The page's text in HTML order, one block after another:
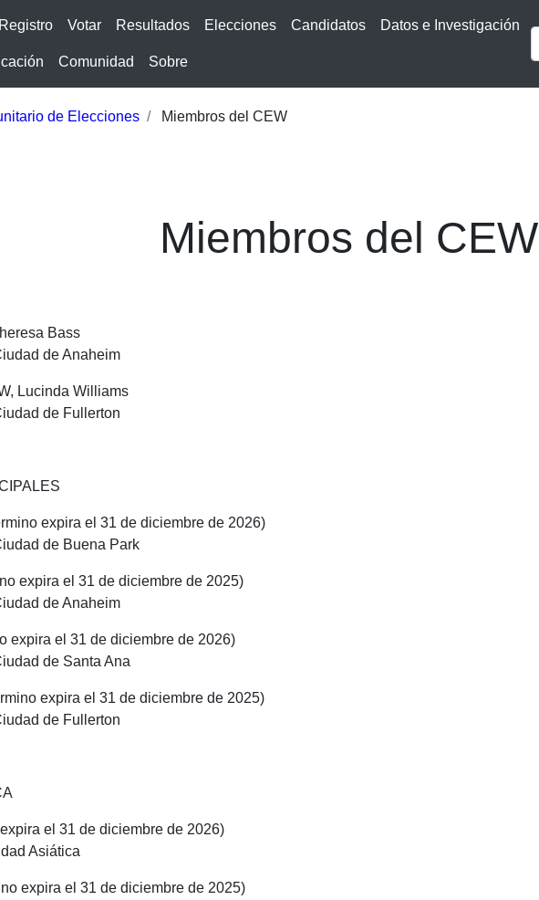
Registro Votar Resultados Elecciones Candidatos Datos e Investigación
Comunidad Sobre
de Elecciones Miembros del CEW
Miembros del CEW
Bass
de Anaheim
Lucinda Williams
de Fullerton
expira el 31 de diciembre de 2026)
de Buena Park
expira el 31 de diciembre de 2025)
de Anaheim
expira el 31 de diciembre de 2026)
de Santa Ana
expira el 31 de diciembre de 2025)
de Fullerton
el 31 de diciembre de 2026)
Asiática
expira el 31 de diciembre de 2025)